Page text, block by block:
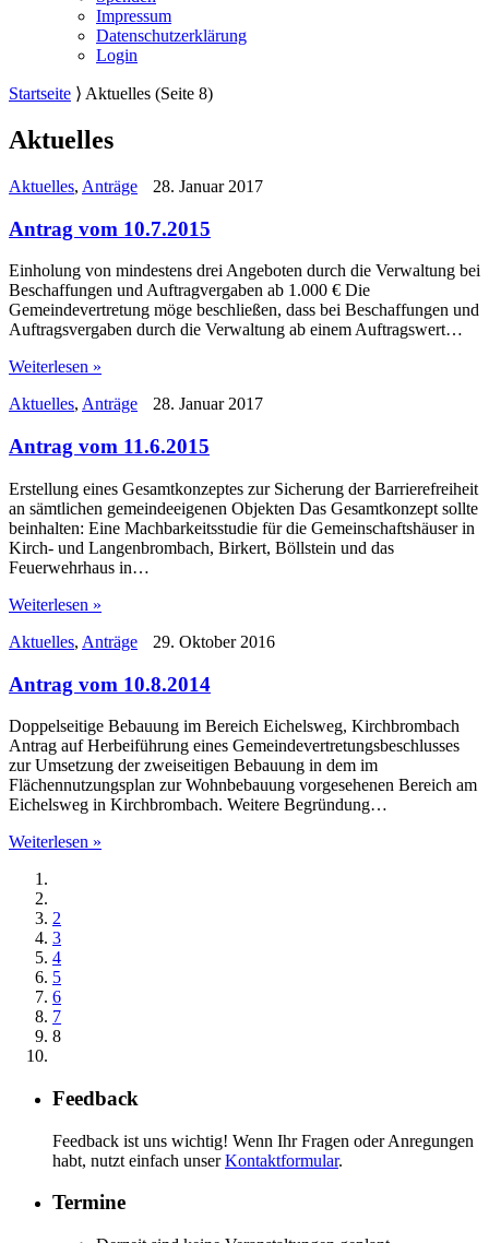
Impressum
Datenschutzerklärung
Login
Startseite ⟩ Aktuelles (Seite 8)
Aktuelles
Aktuelles, Anträge 28. Januar 2017
Antrag vom 10.7.2015
Einholung von mindestens drei Angeboten durch die Verwaltung bei
Beschaffungen und Auftragvergaben ab 1.000 € Die
Gemeindevertretung möge beschließen, dass bei Beschaffungen und
Auftragsvergaben durch die Verwaltung ab einem Auftragswert…
Weiterlesen »
Aktuelles, Anträge 28. Januar 2017
Antrag vom 11.6.2015
Erstellung eines Gesamtkonzeptes zur Sicherung der Barrierefreiheit
an sämtlichen gemeindeeigenen Objekten Das Gesamtkonzept sollte
beinhalten: Eine Machbarkeitsstudie für die Gemeinschaftshäuser in
Kirch- und Langenbrombach, Birkert, Böllstein und das
Feuerwehrhaus in…
Weiterlesen »
Aktuelles, Anträge 29. Oktober 2016
Antrag vom 10.8.2014
Doppelseitige Bebauung im Bereich Eichelsweg, Kirchbrombach
Antrag auf Herbeiführung eines Gemeindevertretungsbeschlusses
zur Umsetzung der zweiseitigen Bebauung in dem im
Flächennutzungsplan zur Wohnbebauung vorgesehenen Bereich am
Eichelsweg in Kirchbrombach. Weitere Begründung…
Weiterlesen »
2
3
4
5
6
7
8
Feedback
Feedback ist uns wichtig! Wenn Ihr Fragen oder Anregungen
habt, nutzt einfach unserKontaktformular.
Termine